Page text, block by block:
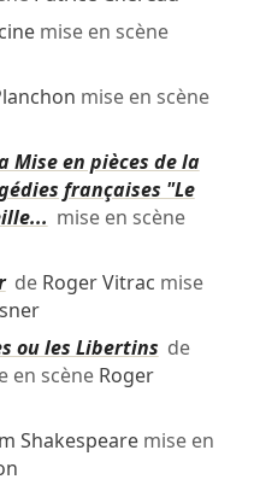
mise en scène
mise en scène
Mise en pièces de la
françaises "Le
mise en scène
de Roger Vitrac mise
ou les Libertins de
en scène Roger
Shakespearemise en